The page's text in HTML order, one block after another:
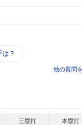
？
他の質問
三塁打 本塁打